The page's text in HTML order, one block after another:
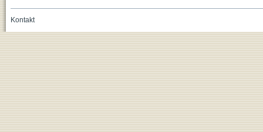
Kontakt